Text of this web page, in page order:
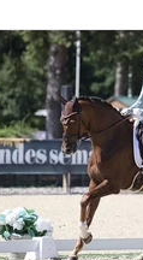
des Paluds
Viper 13h14 :
Severucci HT
Glamdale WP
ICI